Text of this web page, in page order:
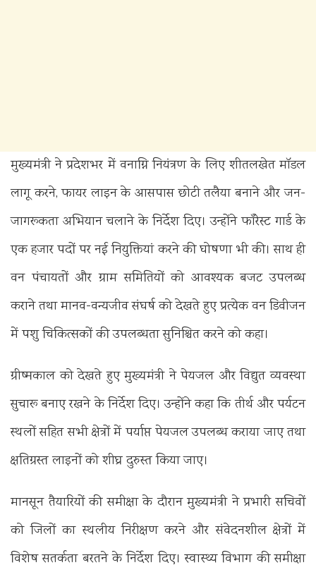
मुख्यमंत्री ने प्रदेशभर में वनाग्नि नियंत्रण के लिए शीतलखेत मॉडल
लागू करने, फायर लाइन के आसपास छोटी तलैया बनाने और जन-
जागरूकता अभियान चलाने के निर्देश दिए। उन्होंने फॉरेस्ट गार्ड के
एक हजार पदों पर नई नियुक्तियां करने की घोषणा भी की। साथ ही
वन पंचायतों और ग्राम समितियों को आवश्यक बजट उपलब्ध
कराने तथा मानव-वन्यजीव संघर्ष को देखते हुए प्रत्येक वन डिवीजन
में पशु चिकित्सकों की उपलब्धता सुनिश्चित करने को कहा।
ग्रीष्मकाल को देखते हुए मुख्यमंत्री ने पेयजल और विद्युत व्यवस्था
सुचारू बनाए रखने के निर्देश दिए। उन्होंने कहा कि तीर्थ और पर्यटन
स्थलों सहित सभी क्षेत्रों में पर्याप्त पेयजल उपलब्ध कराया जाए तथा
क्षतिग्रस्त लाइनों को शीघ्र दुरुस्त किया जाए।
मानसून तैयारियों की समीक्षा के दौरान मुख्यमंत्री ने प्रभारी सचिवों
को जिलों का स्थलीय निरीक्षण करने और संवेदनशील क्षेत्रों में
विशेष सतर्कता बरतने के निर्देश दिए। स्वास्थ्य विभाग की समीक्षा